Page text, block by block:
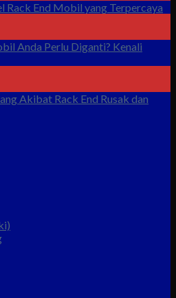
Rack End Mobil yang Terpercaya
Anda Perlu Diganti? Kenali
Akibat Rack End Rusak dan